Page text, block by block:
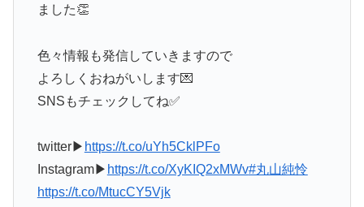
ました👏
色々情報も発信していきますので
よろしくおねがいします💌
SNSもチェックしてね✅
twitter▶ https://t.co/uYh5CklPFo
Instagram▶ https://t.co/XyKIQ2xMWv#丸山純怜
https://t.co/MtucCY5Vjk